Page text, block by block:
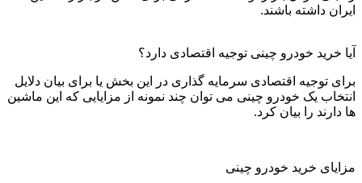
ایران داشته باشند.
آیا خرید خودرو چینی توجیه اقتصادی دارد؟
برای توجیه اقتصادی سرمایه ‌گذاری در این بخش یا برای بیان دلایل
انتخاب یک خودرو چینی می ‌توان چند نمونه از مزایایی که این ماشین
‌ها دارند را بیان کرد.
مزایای خرید خودرو چینی